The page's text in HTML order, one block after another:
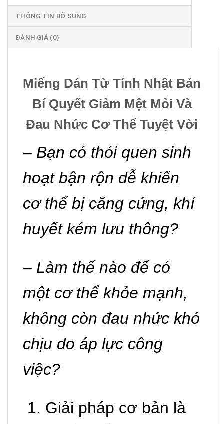
THÔNG TIN BỔ SUNG
ĐÁNH GIÁ (0)
Miếng Dán Từ Tính Nhật Bản
Bí Quyết Giảm Mệt Mỏi Và
Đau Nhức Cơ Thể Tuyệt Vời
– Bạn có thói quen sinh
hoạt bận rộn dễ khiến
cơ thể bị căng cứng, khí
huyết kém lưu thông?
– Làm thế nào để có
một cơ thể khỏe mạnh,
không còn đau nhức khó
chịu do áp lực công
việc?
1. Giải pháp cơ bản là